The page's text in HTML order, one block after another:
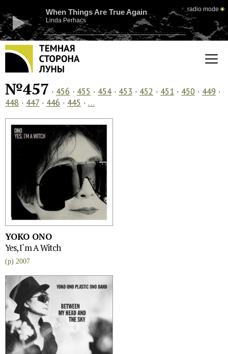
When Things Are True Again
Linda Perhacs
radio mode
№457 · 456 · 455 · 454· 453 · 452 · 451 · 450 · 449 ·
448 · 447 · 446 · 445 · …
YOKO ONO
Yes, I`m A Witch
(p) 2007